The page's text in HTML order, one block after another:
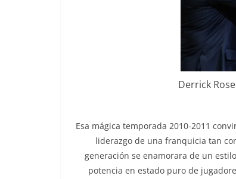
Derrick
Esa mágica temporada 2010-2011
liderazgo de una franquicia tan
generación se enamorara de un
potencia en estado puro de